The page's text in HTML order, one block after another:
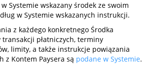
Systemie wskazany środek ze swoim
w Systemie wskazanych instrukcji.
z każdego konkretnego Środka
transakcji płatniczych, terminy
limity, a także instrukcje powiązania
z Kontem Paysera są podane w Systemie.